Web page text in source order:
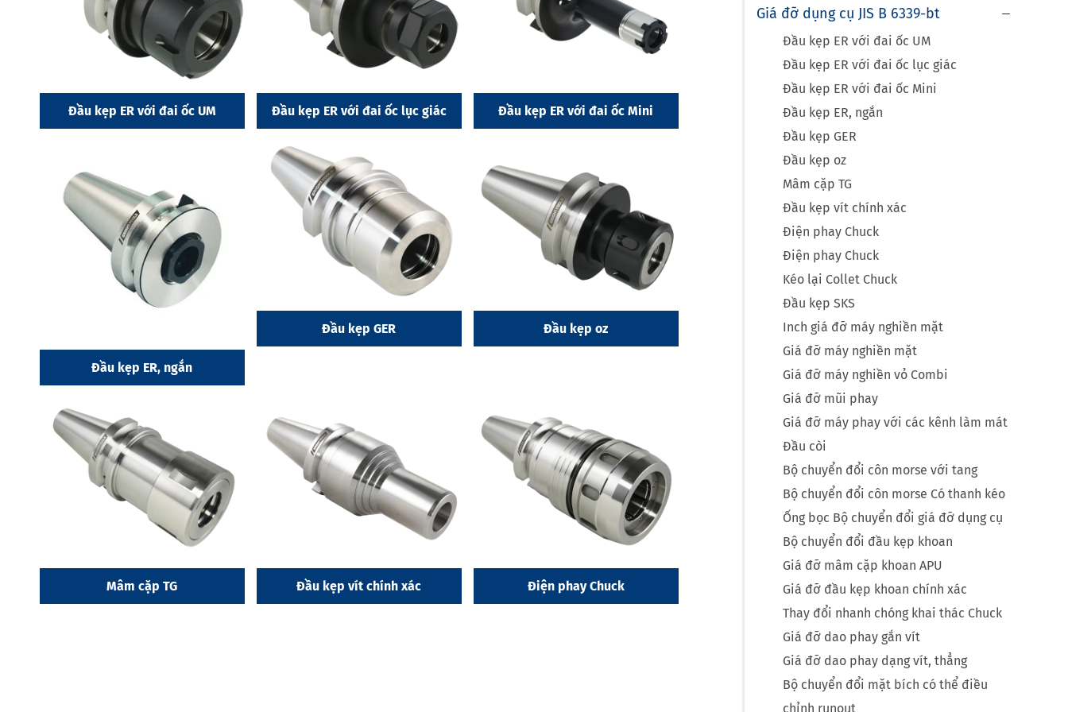
Đầu kẹp ER với đai ốc UM Đầu kẹp ER với đai ốc lục giác Đầu kẹp ER với đai ốc Mini
Đầu kẹp ER, ngắn
Đầu kẹp GER Đầu kẹp oz
Mâm cặp TG Đầu kẹp vít chính xác Điện phay Chuck
Giá đỡ dụng cụ JIS B 6339-bt 
Đầu kẹp ER với đai ốc UM
Đầu kẹp ER với đai ốc lục giác
Đầu kẹp ER với đai ốc Mini
Đầu kẹp ER, ngắn
Đầu kẹp GER
Đầu kẹp oz
Mâm cặp TG
Đầu kẹp vít chính xác
Điện phay Chuck
Điện phay Chuck
Kéo lại Collet Chuck
Đầu kẹp SKS
Inch giá đỡ máy nghiền mặt
Giá đỡ máy nghiền mặt
Giá đỡ máy nghiền vỏ Combi
Giá đỡ mũi phay
Giá đỡ máy phay với các kênh làm mát
Đầu còi
Bộ chuyển đổi côn morse với tang
Bộ chuyển đổi côn morse Có thanh kéo
Ống bọc Bộ chuyển đổi giá đỡ dụng cụ
Bộ chuyển đổi đầu kẹp khoan
Giá đỡ mâm cặp khoan APU
Giá đỡ đầu kẹp khoan chính xác
Thay đổi nhanh chóng khai thác Chuck
Giá đỡ dao phay gắn vít
Giá đỡ dao phay dạng vít, thẳng
Bộ chuyển đổi mặt bích có thể điều
chỉnh runout